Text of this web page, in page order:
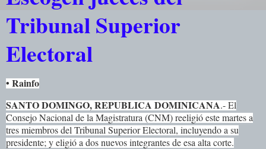
Tribunal Superior
Electoral
• Rainfo
SANTO DOMINGO, REPUBLICA DOMINICANA.- El
Consejo Nacional de la Magistratura (CNM) reeligió este martes a
tres miembros del Tribunal Superior Electoral, incluyendo a su
presidente; y eligió a dos nuevos integrantes de esa alta corte.